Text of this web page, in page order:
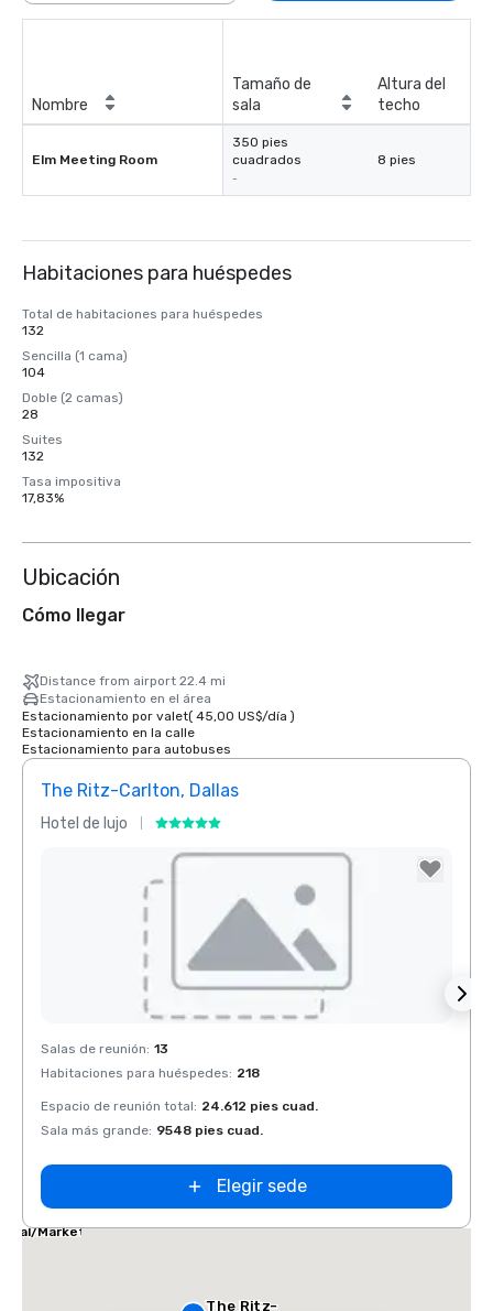
Nombre
Tamaño de
sala
Altura del
techo
Elm Meeting Room
350 pies
cuadrados
-
8 pies
Habitaciones para huéspedes
Total de habitaciones para huéspedes
132
Sencilla (1 cama)
104
Doble (2 camas)
28
Suites
132
Tasa impositiva
17,83%
Ubicación
Cómo llegar
Distance from airport 22.4 mi
Estacionamiento en el área
Estacionamiento por valet( 45,00 US$/día )
Estacionamiento en la calle
Estacionamiento para autobuses
The Ritz-Carlton, Dallas
Hotel de lujo
Removed from favorites
Salas de reunión: 13
Habitaciones para huéspedes: 218
Espacio de reunión total: 24.612 pies cuad.
Sala más grande: 9548 pies cuad.
Elegir sede
The Ritz-
Marriott
Market